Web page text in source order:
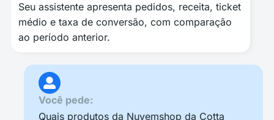
Seu assistente apresenta pedidos, receita, ticket
médio e taxa de conversão, com comparação
ao período anterior.
Você pede:
Quais produtos da Nuvemshop da Cotta